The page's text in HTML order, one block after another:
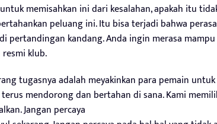
memisahkan ini dari kesalahan, apakah itu
peluang ini. Itu bisa terjadi bahwa
pertandingan kandang. Anda ingin merasa
resmi klub.
tugasnya adalah meyakinkan para pemain
mendorong dan bertahan di sana. Kami
Jangan percaya